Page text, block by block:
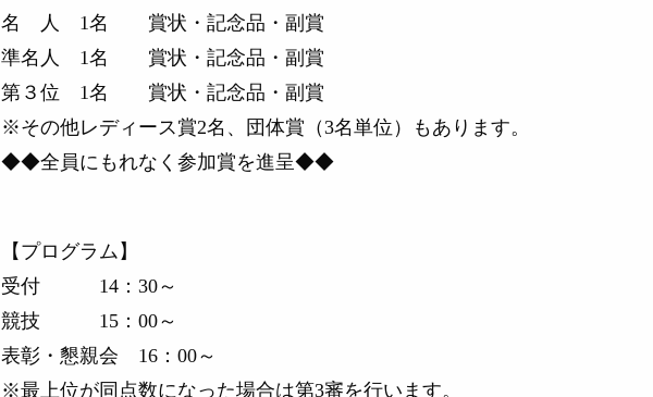
名 人 1名 賞状・記念品・副賞
準名人 1名 賞状・記念品・副賞
第３位 1名 賞状・記念品・副賞
※その他レディース賞2名、団体賞（3名単位）もあります。
◆◆全員にもれなく参加賞を進呈◆◆
【プログラム】
受付 14：30～
競技 15：00～
表彰・懇親会 16：00～
※最上位が同点数になった場合は第3審を行います。